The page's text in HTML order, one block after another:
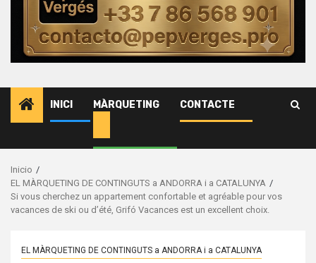
i
de
serveis.
INICI MÀRQUETING CONTACTE
Inicio
EL MÀRQUETING DE CONTINGUTS a ANDORRA i a CATALUNYA
Si vous cherchez un appartement confortable et agréable pour vos
vacances de ski ou d’été, Grifó Vacances est un excellent choix.
EL MÀRQUETING DE CONTINGUTS a ANDORRA i a CATALUNYA